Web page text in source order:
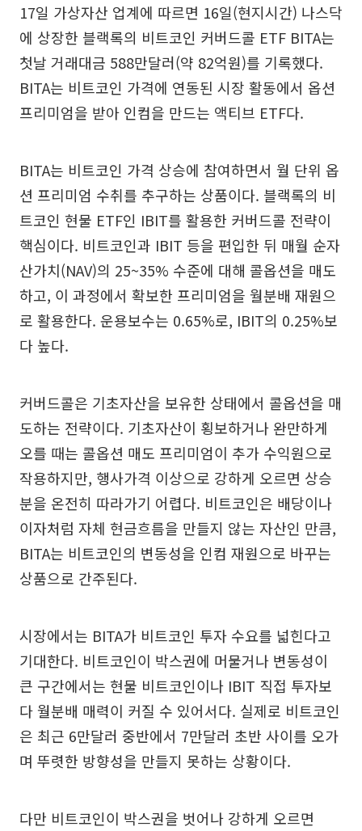
17일 가상자산 업계에 따르면 16일(현지시간) 나스닥
에 상장한 블랙록의 비트코인 커버드콜 ETF BITA는
첫날 거래대금 588만달러(약 82억원)를 기록했다.
BITA는 비트코인 가격에 연동된 시장 활동에서 옵션
프리미엄을 받아 인컴을 만드는 액티브 ETF다.
BITA는 비트코인 가격 상승에 참여하면서 월 단위 옵
션 프리미엄 수취를 추구하는 상품이다. 블랙록의 비
트코인 현물 ETF인 IBIT를 활용한 커버드콜 전략이
핵심이다. 비트코인과 IBIT 등을 편입한 뒤 매월 순자
산가치(NAV)의 25~35% 수준에 대해 콜옵션을 매도
하고, 이 과정에서 확보한 프리미엄을 월분배 재원으
로 활용한다. 운용보수는 0.65%로, IBIT의 0.25%보
다 높다.
커버드콜은 기초자산을 보유한 상태에서 콜옵션을 매
도하는 전략이다. 기초자산이 횡보하거나 완만하게
오를 때는 콜옵션 매도 프리미엄이 추가 수익원으로
작용하지만, 행사가격 이상으로 강하게 오르면 상승
분을 온전히 따라가기 어렵다. 비트코인은 배당이나
이자처럼 자체 현금흐름을 만들지 않는 자산인 만큼,
BITA는 비트코인의 변동성을 인컴 재원으로 바꾸는
상품으로 간주된다.
시장에서는 BITA가 비트코인 투자 수요를 넓힌다고
기대한다. 비트코인이 박스권에 머물거나 변동성이
큰 구간에서는 현물 비트코인이나 IBIT 직접 투자보
다 월분배 매력이 커질 수 있어서다. 실제로 비트코인
은 최근 6만달러 중반에서 7만달러 초반 사이를 오가
며 뚜렷한 방향성을 만들지 못하는 상황이다.
다만 비트코인이 박스권을 벗어나 강하게 오르면